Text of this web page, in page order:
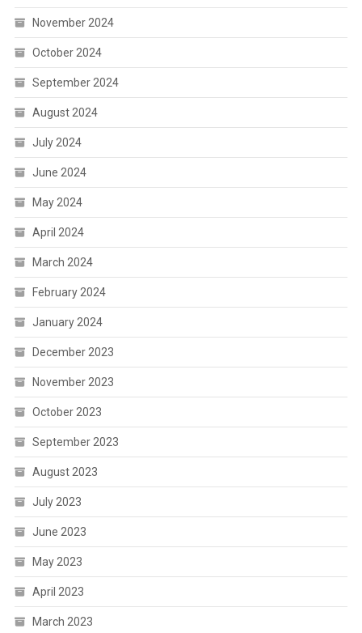
November 2024
October 2024
September 2024
August 2024
July 2024
June 2024
May 2024
April 2024
March 2024
February 2024
January 2024
December 2023
November 2023
October 2023
September 2023
August 2023
July 2023
June 2023
May 2023
April 2023
March 2023